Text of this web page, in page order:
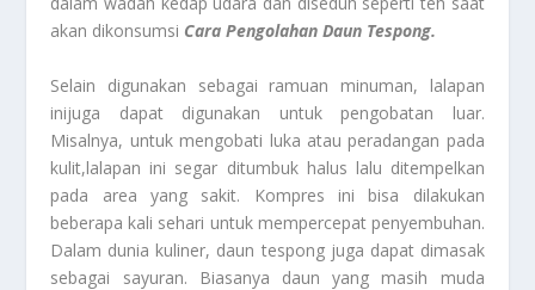
akan dikonsumsi Cara Pengolahan Daun Tespong.
Selain digunakan sebagai ramuan minuman, lalapan
inijuga dapat digunakan untuk pengobatan luar.
Misalnya, untuk mengobati luka atau peradangan pada
kulit,lalapan ini segar ditumbuk halus lalu ditempelkan
pada area yang sakit. Kompres ini bisa dilakukan
beberapa kali sehari untuk mempercepat penyembuhan.
Dalam dunia kuliner, daun tespong juga dapat dimasak
sebagai sayuran. Biasanya daun yang masih muda